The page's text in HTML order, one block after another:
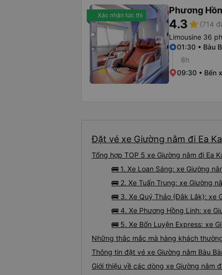
Xác nhận tức thì Phương
4.3star (714
Limousine 36
01:30 • Bàu
8h
09:30 • Bến
Đặt vé xe Giường nằm đi Ea
Tổng hợp TOP 5 xe Giường nằm đi Ea
🚌 1. Xe Loan Sáng: xe Giường
🚌 2. Xe Tuấn Trung: xe Giường
🚌 3. Xe Quý Thảo (Đắk Lắk): xe
🚌 4. Xe Phương Hồng Linh: xe
🚌 5. Xe Bốn Luyện Express: xe
Những thắc mắc mà hàng khách
Thông tin đặt vé xe Giường nằm Bàu
Giới thiệu về các dòng xe Giường nằm